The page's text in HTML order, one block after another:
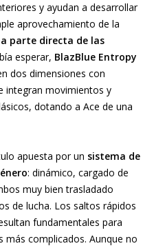
y ayudan a desarrollar
aprovechamiento de la
parte directa de las
esperar, BlazBlue Entropy
dos dimensiones con
integran movimientos y
dotando a Ace de una
apuesta por un sistema de
: dinámico, cargado de
muy bien trasladado
de lucha. Los saltos rápidos
fundamentales para
complicados. Aunque no